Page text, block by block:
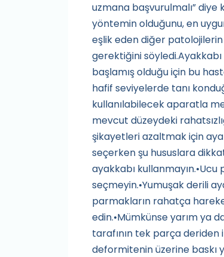
uzmana başvurulmalı” diye
yöntemin olduğunu, en
eşlik eden diğer
gerektiğini söyledi.Ayakkabı
başlamış olduğu için bu
hafif seviyelerde tanı
kullanılabilecek aparatla
mevcut düzeydeki
şikayetleri azaltmak için
seçerken şu hususlara
ayakkabı
seçmeyin.•Yumuşak derili
parmakların rahatça
edin.•Mümkünse yarım ya
tarafının tek parça deriden
deformitenin üzerine baskı